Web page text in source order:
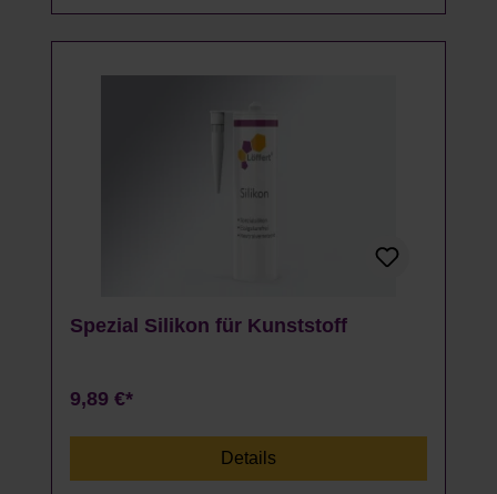
Spezial Silikon für Kunststoff
9,89 €*
Details